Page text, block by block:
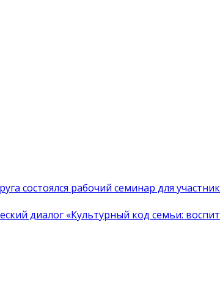
состоялся рабочий семинар для
диалог «Культурный код семьи: